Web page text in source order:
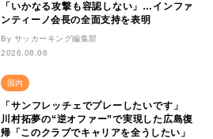
「いかなる攻撃も容認しない」…インファ
ンティーノ会長の全面支持を表明
By サッカーキング編集部
2026.08.06
国内
「サンフレッチェでプレーしたいです」
川村拓夢の“逆オファー”で実現した広島復
帰「このクラブでキャリアを全うしたい」